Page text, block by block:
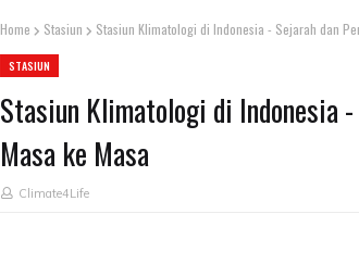
Home Stasiun Stasiun Klimatologi di Indonesia - Sejarah dan
STASIUN
Stasiun Klimatologi di Indonesia
Masa ke Masa
Climate4Life